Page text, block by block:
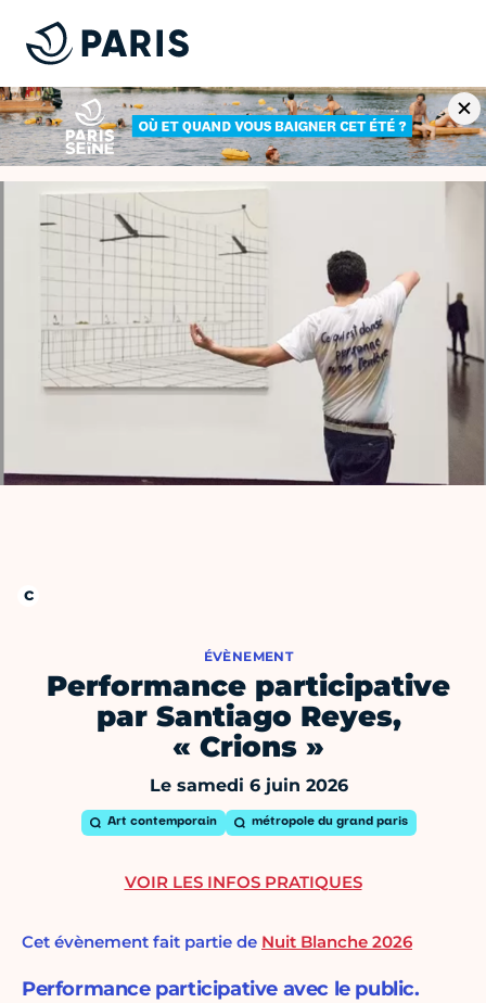
ÉVÈNEMENT
Performance participative
par Santiago Reyes,
« Crions »
Le samedi 6 juin 2026
Art contemporain métropole du grand paris
Cet évènement fait partie de Nuit Blanche 2026
Performance participative avec le public.
VOIR LES INFOS PRATIQUES